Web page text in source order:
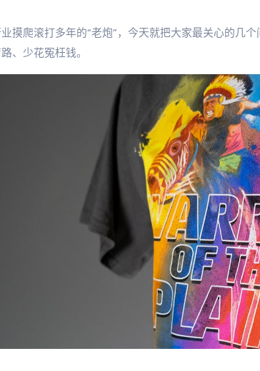
摸爬滚打多年的“老炮”，今天就把大家最关心的几
、少花冤枉钱。